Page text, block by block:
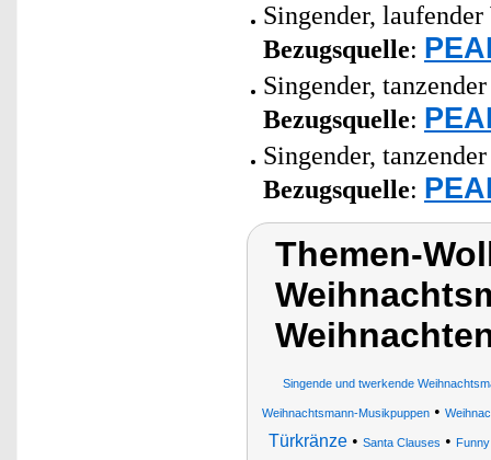
Singender,
Bezugsquelle:
Singender,
Bezugsquelle:
Singender,
Bezugsquelle:
Themen-
Singende und twerkende
Weihnachtsmann-Musikpuppen •
Türkränze • Santa Clauses •